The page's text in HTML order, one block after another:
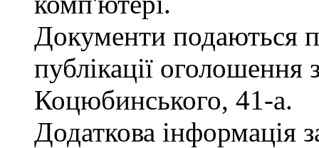
Документи подаються
публікації оголошення
Коцюбинського, 41-а.
Додаткова інформація